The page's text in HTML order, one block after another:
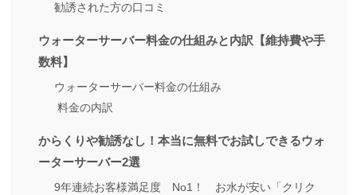
勧誘された方の口コミ
ウォーターサーバー料金の仕組みと内訳【維持費や手
数料】
ウォーターサーバー料金の仕組み
料金の内訳
からくりや勧誘なし！本当に無料でお試しできるウォ
ーターサーバー2選
9年連続お客様満足度 No1！ お水が安い「クリク